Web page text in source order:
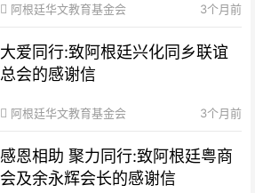
阿根廷华文教育基金会 3个月前
大爱同行:致阿根廷兴化同乡联谊
总会的感谢信
阿根廷华文教育基金会 3个月前
感恩相助 聚力同行:致阿根廷粤商
会及余永辉会长的感谢信